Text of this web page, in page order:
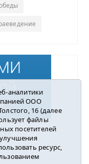
аналитики
ООО
16 (далее
файлы
посетителей
ресурс,